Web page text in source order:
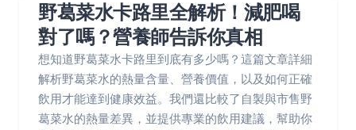
野葛菜水卡路里全解析！減肥喝
對了嗎？營養師告訴你真相
想知道野葛菜水卡路里到底有多少嗎？這篇文章詳細
解析野葛菜水的熱量含量、營養價值，以及如何正確
飲用才能達到健康效益。我們還比較了自製與市售野
葛菜水的熱量差異，並提供專業的飲用建議，幫助你